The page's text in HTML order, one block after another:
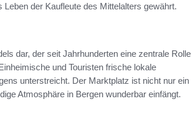
der Kaufleute des Mittelalters gewährt.
dar, der seit Jahrhunderten eine zentrale Rolle
und Touristen frische lokale
unterstreicht. Der Marktplatz ist nicht nur ein
Atmosphäre in Bergen wunderbar einfängt.